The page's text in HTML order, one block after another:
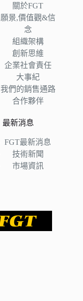
關於FGT
願景,價值觀&信
念
組織架構
創新思維
企業社會責任
大事紀
我們的銷售通路
合作夥伴
最新消息
FGT最新消息
技術新聞
市場資訊